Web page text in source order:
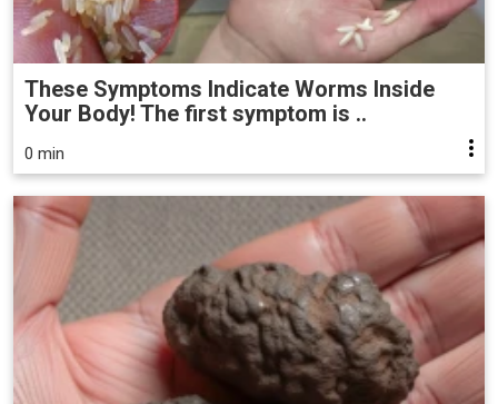
These Symptoms Indicate Worms Inside
Your Body! The first symptom is ..
0 min